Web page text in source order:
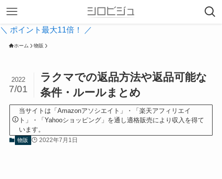
＼ ポイント最大11倍！ ／
ホーム 物販
ラクマでの返品方法や返品可能な
条件・ルールまとめ
2022
7/01
当サイトは「Amazonアソシエイト」・「楽天アフィリエイ
ト」・「Yahooショッピング」を通し適格販売により収入を得て
います。
物販 2022年7月1日